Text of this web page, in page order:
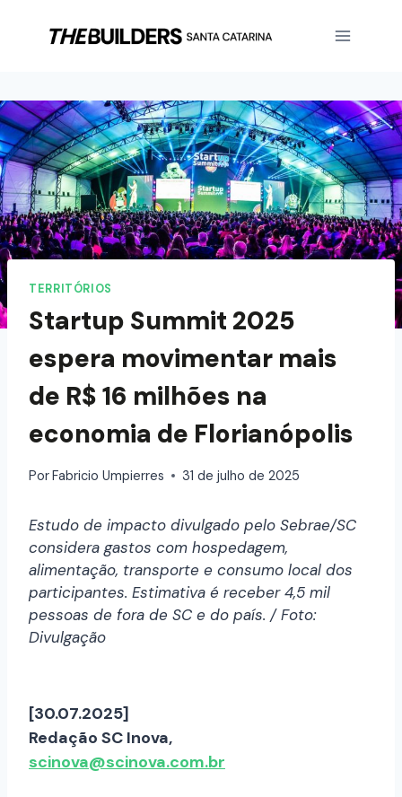
TERRITÓRIOS
Startup Summit 2025
espera movimentar mais
de R$ 16 milhões na
economia de Florianópolis
PorFabricio Umpierres 31 de julho de 2025
Estudo de impacto divulgado pelo Sebrae/SC
considera gastos com hospedagem,
alimentação, transporte e consumo local dos
participantes. Estimativa é receber 4,5 mil
pessoas de fora de SC e do país. / Foto:
Divulgação
[30.07.2025]
Redação SC Inova,
scinova@scinova.com.br